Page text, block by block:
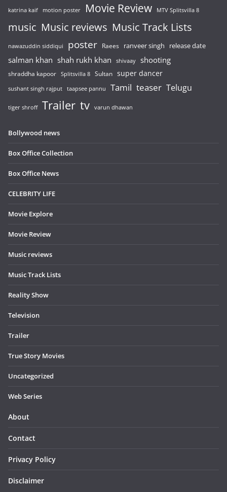
katrina kaif motion poster Movie Review MTV Splitsvilla 8
music Music reviews Music Track Lists
nawazuddin siddiqui poster Raees ranveer singh release date
salman khan shah rukh khan shivaay shooting
shraddha kapoor Splitsvilla 8 Sultan super dancer
sushant singh rajput taapsee pannu Tamil teaser Telugu
tiger shroff Trailer tv varun dhawan
Bollywood news
Box Office Collection
Box Office News
CELEBRITY LIFE
Movie Explore
Movie Review
Music reviews
Music Track Lists
Reality Show
Television
Trailer
True Story Movies
Uncategorized
Web Series
About
Contact
Privacy Policy
Disclaimer